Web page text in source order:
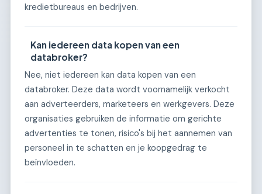
kredietbureaus en bedrijven.
Kan iedereen data kopen van een
databroker?
Nee, niet iedereen kan data kopen van een
databroker. Deze data wordt voornamelijk verkocht
aan adverteerders, marketeers en werkgevers. Deze
organisaties gebruiken de informatie om gerichte
advertenties te tonen, risico's bij het aannemen van
personeel in te schatten en je koopgedrag te
beïnvloeden.